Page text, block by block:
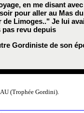
en me disant
pour aller au Mas
Limoges.." Je lui
revu depuis
Gordiniste de son
(Trophée Gordini).